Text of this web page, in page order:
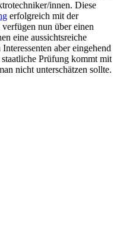
innen. Diese
erfolgreich mit der
nun über einen
eine aussichtsreiche
aber eingehend
Prüfung kommt mit
nicht unterschätzen sollte.